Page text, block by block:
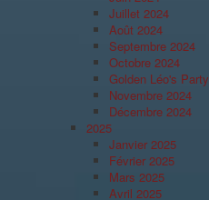
Juillet 2024
Août 2024
Septembre 2024
Octobre 2024
Golden Léo's Party
Novembre 2024
Décembre 2024
2025
Janvier 2025
Février 2025
Mars 2025
Avril 2025